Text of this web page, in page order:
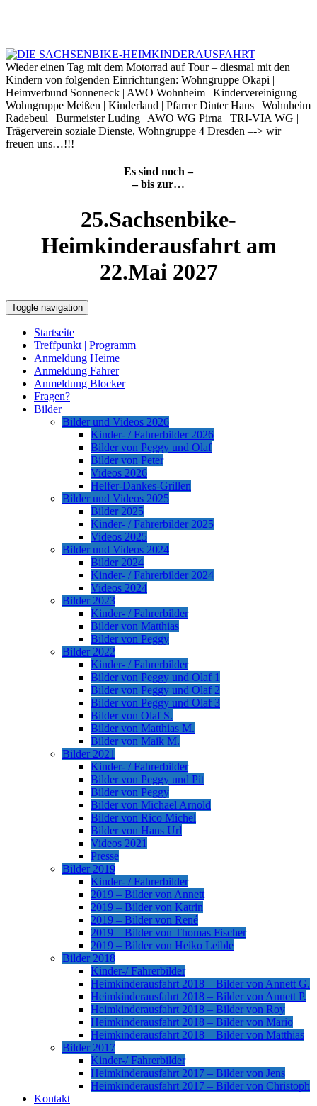
Wieder einen Tag mit dem Motorrad auf Tour – diesmal mit den
Kindern von folgenden Einrichtungen: Wohngruppe Okapi |
Heimverbund Sonneneck | AWO Wohnheim | Kindervereinigung |
Wohngruppe Meißen | Kinderland | Pfarrer Dinter Haus | Wohnheim
Radebeul | Burmeister Luding | AWO WG Pirna | TRI-VIA WG |
Trägerverein soziale Dienste, Wohngruppe 4 Dresden –-> wir
freuen uns…!!!
Es sind noch –
– bis zur…
25.Sachsenbike-
Heimkinderausfahrt am
22.Mai 2027
Toggle navigation
Startseite
Treffpunkt | Programm
Anmeldung Heime
Anmeldung Fahrer
Anmeldung Blocker
Fragen?
Bilder
Bilder und Videos 2026
Kinder- / Fahrerbilder 2026
Bilder von Peggy und Olaf
Bilder von Peter
Videos 2026
Helfer-Dankes-Grillen
Bilder und Videos 2025
Bilder 2025
Kinder- / Fahrerbilder 2025
Videos 2025
Bilder und Videos 2024
Bilder 2024
Kinder- / Fahrerbilder 2024
Videos 2024
Bilder 2023
Kinder- / Fahrerbilder
Bilder von Matthias
Bilder von Peggy
Bilder 2022
Kinder- / Fahrerbilder
Bilder von Peggy und Olaf 1
Bilder von Peggy und Olaf 2
Bilder von Peggy und Olaf 3
Bilder von Olaf S.
Bilder von Matthias M.
Bilder von Maik M.
Bilder 2021
Kinder- / Fahrerbilder
Bilder von Peggy und Pit
Bilder von Peggy
Bilder von Michael Arnold
Bilder von Rico Michel
Bilder von Hans Url
Videos 2021
Presse
Bilder 2019
Kinder- / Fahrerbilder
2019 – Bilder von Annett
2019 – Bilder von Katrin
2019 – Bilder von René
2019 – Bilder von Thomas Fischer
2019 – Bilder von Heiko Leible
Bilder 2018
Kinder-/ Fahrerbilder
Heimkinderausfahrt 2018 – Bilder von Annett G.
Heimkinderausfahrt 2018 – Bilder von Annett P.
Heimkinderausfahrt 2018 – Bilder von Roy
Heimkinderausfahrt 2018 – Bilder von Mario
Heimkinderausfahrt 2018 – Bilder von Matthias
Bilder 2017
Kinder-/ Fahrerbilder
Heimkinderausfahrt 2017 – Bilder von Jens
Heimkinderausfahrt 2017 – Bilder von Christoph
Kontakt